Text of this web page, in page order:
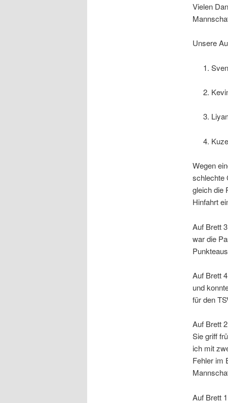
Vielen
Unsere
Sven
Wegen
schlechte
gleich die
Hinfahrt
Auf Brett
war die
Auf Brett
und
für den
Auf Brett
Sie griff
ich mit
Fehler im
Auf Brett